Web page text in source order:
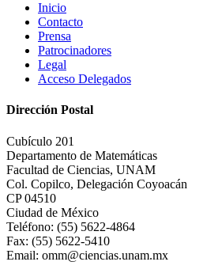
Inicio
Contacto
Prensa
Patrocinadores
Legal
Acceso Delegados
Dirección Postal
Cubículo 201
Departamento de Matemáticas
Facultad de Ciencias, UNAM
Col. Copilco, Delegación Coyoacán
CP 04510
Ciudad de México
Teléfono: (55) 5622-4864
Fax: (55) 5622-5410
Email: omm@ciencias.unam.mx